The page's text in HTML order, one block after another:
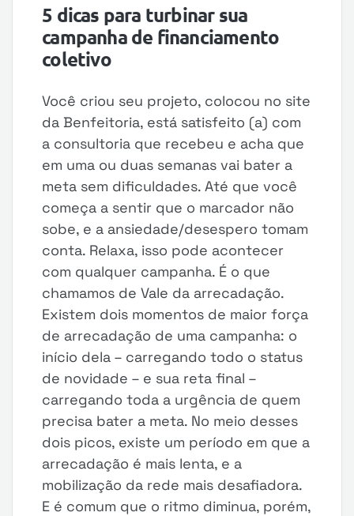
5 dicas para turbinar sua
campanha de financiamento
coletivo
Você criou seu projeto, colocou no site
da Benfeitoria, está satisfeito (a) com
a consultoria que recebeu e acha que
em uma ou duas semanas vai bater a
meta sem dificuldades. Até que você
começa a sentir que o marcador não
sobe, e a ansiedade/desespero tomam
conta. Relaxa, isso pode acontecer
com qualquer campanha. É o que
chamamos de Vale da arrecadação.
Existem dois momentos de maior força
de arrecadação de uma campanha: o
início dela – carregando todo o status
de novidade – e sua reta final –
carregando toda a urgência de quem
precisa bater a meta. No meio desses
dois picos, existe um período em que a
arrecadação é mais lenta, e a
mobilização da rede mais desafiadora.
E é comum que o ritmo diminua, porém,